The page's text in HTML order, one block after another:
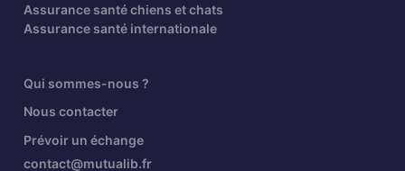
Assurance santé chiens et chats
Assurance santé internationale
Qui sommes-nous ?
Nous contacter
Prévoir un échange
contact@mutualib.fr